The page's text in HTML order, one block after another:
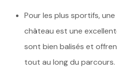
Pour les plus sportifs, une
château est une
sont bien balisés et
tout au long du